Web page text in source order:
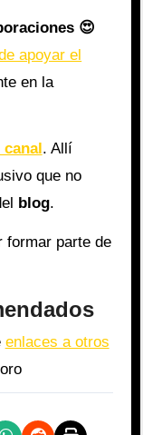
😍
apoyar el
en la
. Allí
que no
blog.
formar parte de
enlaces a otros